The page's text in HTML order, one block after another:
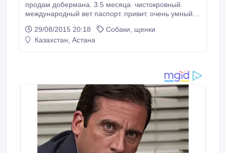
продам добермана. 3.5 месяца. чистокровный.
международный вет паспорт. привит. очень умный,
29/08/2015 20:18
Собаки, щенки
Казахстан, Астана